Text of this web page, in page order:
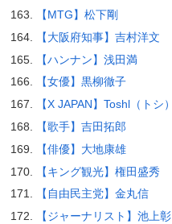
【MTG】松下剛
【大阪府知事】吉村洋文
【ハンナン】浅田満
【女優】黒柳徹子
【X JAPAN】Toshl（トシ）
【歌手】吉田拓郎
【俳優】大地康雄
【キング観光】権田盛秀
【自由民主党】金丸信
【ジャーナリスト】池上彰